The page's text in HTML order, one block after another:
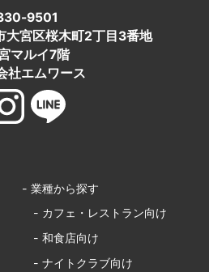
9501
大宮区桜木町2丁目3番地
マルイ7階
社エムワース
- 業種から探す
- カフェ・レストラン向け
- 和食店向け
- ナイトクラブ向け